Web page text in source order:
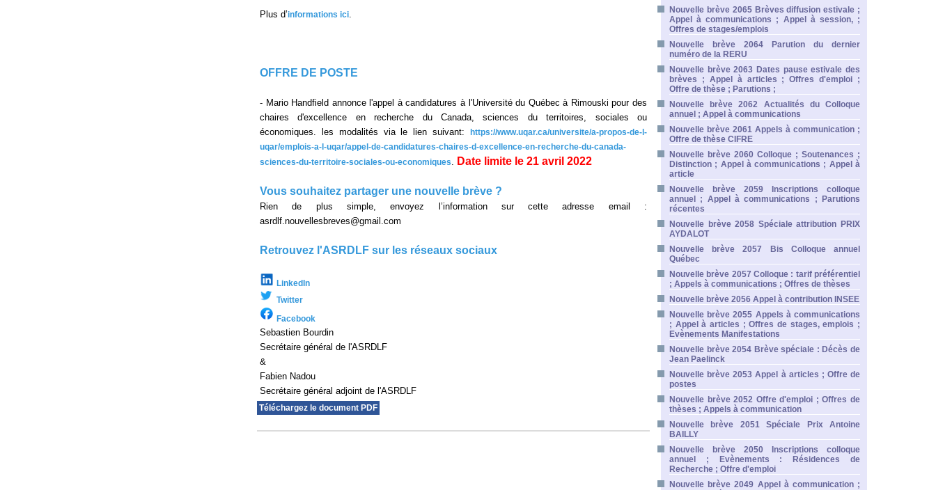
Plus d’informations ici.
OFFRE DE POSTE
- Mario Handfield annonce l'appel à candidatures à l'Université du Québec à Rimouski pour des
chaires d'excellence en recherche du Canada, sciences du territoires, sociales ou
économiques. les modalités via le lien suivant:
https://www.uqar.ca/universite/a-propos-de-l-
uqar/emplois-a-l-uqar/appel-de-candidatures-chaires-d-excellence-en-recherche-du-canada-
sciences-du-territoire-sociales-ou-economiques. Date limite le 21 avril 2022
Vous souhaitez partager une nouvelle brève ?
Rien de plus simple, envoyez l’information sur cette adresse email :
asrdlf.nouvellesbreves@gmail.com
Retrouvez l'ASRDLF sur les réseaux sociaux
LinkedIn
Twitter
Facebook
Sebastien Bourdin
Secrétaire général de l'ASRDLF
&
Fabien Nadou
Secrétaire général adjoint de l'ASRDLF
Téléchargez le document PDF
Nouvelle brève 2065 Brèves diffusion estivale ;
Appel à communications ; Appel à session, ;
Offres de stages/emplois
Nouvelle brève 2064 Parution du dernier
numéro de la RERU
Nouvelle brève 2063 Dates pause estivale des
brèves ; Appel à articles ; Offres d'emploi ;
Offre de thèse ; Parutions ;
Nouvelle brève 2062 Actualités du Colloque
annuel ; Appel à communications
Nouvelle brève 2061 Appels à communication ;
Offre de thèse CIFRE
Nouvelle brève 2060 Colloque ; Soutenances ;
Distinction ; Appel à communications ; Appel à
article
Nouvelle brève 2059 Inscriptions colloque
annuel ; Appel à communications ; Parutions
récentes
Nouvelle brève 2058 Spéciale attribution PRIX
AYDALOT
Nouvelle brève 2057 Bis Colloque annuel
Québec
Nouvelle brève 2057 Colloque : tarif préférentiel
; Appels à communications ; Offres de thèses
Nouvelle brève 2056 Appel à contribution INSEE
Nouvelle brève 2055 Appels à communications
; Appel à articles ; Offres de stages, emplois ;
Evènements Manifestations
Nouvelle brève 2054 Brève spéciale : Décès de
Jean Paelinck
Nouvelle brève 2053 Appel à articles ; Offre de
postes
Nouvelle brève 2052 Offre d'emploi ; Offres de
thèses ; Appels à communication
Nouvelle brève 2051 Spéciale Prix Antoine
BAILLY
Nouvelle brève 2050 Inscriptions colloque
annuel ; Evènements : Résidences de
Recherche ; Offre d'emploi
Nouvelle brève 2049 Appel à communication ;